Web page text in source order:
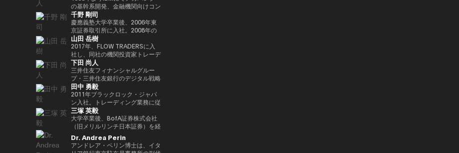
Outblazeを設立しました。2009
年にはOutblazeのメッセージン
グ事業をIBMに売却し、その後
Outblazeを、デジタルエンター
テインメント分野のサービスや製
品を開発するプロジェクトや企業
を育成するインキュベーターへと
転換しました。そのインキュベー
ト企業のひとつが、2014年に設
立されたAnimoca Brandsです。
2017年には、従来の教育システ
ムではあまり重視されてこなかっ
た発散的思考やデザイン思考など
のスキルを育む放課後型デジタル
ラボ、Dalton Learning Labを設
立しました。また、テクノロジー
における社会的意義のある課題を
研究するOutblazeのリサーチ部
門、ThinkBlazeの創設者でもあ
『２０３５ １０年後のニッポ
ン ホリエモンの未来予測大全』
など
JPMorganのブロックチェーン部
門であるKinexysに所属し、JPM
CoinやTokenized Depositsなど
のプロダクト推進を担当していま
した。
あり、各サイクルの高値でビット
コインを売却し、底値でより多く
を買い戻すという投資仮説を掲げ
ている。 ターピンは35年以上に
わたり連続起業家および投資家と
して活躍してきた、極めて経験豊
富なエグゼクティブであり、数多
くの成功したイグジットを実現し
てきた。その実績を背景に、プエ
ルトリコを拠点とするファミリー
オフィス Transform Capital を
設立している。 また、ビットコ
インの初期投資家かつ思想的リー
ダー（thought leader）として
も知られ、Ethereum や Tether
を含む主要ブロックチェーンプロ
ジェクトの初期マーケティングお
よびアドバイザリーに関与した人
物である。こうした功績から、
究科CARF招聘研究員。 訳書に
『ビットコインとブロックチェー
ン：暗号通貨を支える技術』
（NTT出版）、『マスタリン
グ・イーサリアム ―スマートコ
ントラクトとDAppの構築』（オ
ライリージャパン）など。共著に
『Web3の未解決問題』（日経
BP）、『Web3・暗号資産 13
人の未来予測』（朝日新聞出
版）。
を中心にスタートアップ出資と事
業開発の責任者を担う。MUIP参
画以前は独立系VCのGlobal
Brainにて、国内外スタートアッ
プ投資やCVCの運営に従事。そ
れ以前はソニーにて、技術投資や
JV設立等の新規事業プロジェク
トのファイナンス、またリテール
エナジー事業のカテゴリー責任者
として、海外事業を運営。
の基幹系開発、金融機関向けコン
サル業務に従事。 Microsoftを経
てMUFGのイノベーション事業に
参画しDXプロジェクトをリー
ド。 auフィナンシャルホールデ
ィングスにて執行役員チーフデジ
タルオフィサー兼IT統括部長、
Microsoftで業務執行役員 金融イ
ノベーション本部長を務めた後、
現職。 一般社団法人
FINOVATORS設立。2021年より
日本ブロックチェーン協会理事就
任。同志社大卒、東大EMP第17
期修了。
千野 剛司
慶應義塾大学卒業後、2006年東
京証券取引所に入社。2008年の
金融危機以降、債務不履行管理プ
ロセスの改良プロジェクトに参画
し、日本証券クリアリング機構に
てOTCデリバティブ（クレジッ
ト・デフォルト・スワップおよび
金利スワップ）の清算プロジェク
トを主導するとともに、日本取引
所グループの清算決済分野の経営
企画を担当。2016年より
PwCJapanのCEO Office（経営
企画）にて、リーダーシップチー
ムの戦略的な議論をサポート。
2018年7月、世界的な暗号資産取
引所であるKrakenを運営する
Payward, Inc.（米国）に入社
山田 岳樹
2017年、FLOW TRADERSに入
社し、同社の機関投資家トレーデ
ィング部門にて、シンガポールお
よび香港支社を拠点にアジアの機
関投資家とのブロック取引を担
当。ETFを中心に外国債券や暗号
資産を含む幅広いプロダクトにお
いて機関投資家に流動性を提供す
る。また日本国内の証券会社、運
用会社、取引所・交換所、電子取
引プラットフォームとのビジネス
開発を担当し、同社の日本関連の
ビジネス全般に携わる。 FLOW
TRADERSは東京証券取引所の
下田 尚人
三井住友フィナンシャルグルー
プ・三井住友銀行のデジタル戦略
部 部長。デジタルアセットに関
するSMBCグループの取り組みを
取りまとめ。 2025年6月まで日
本銀行決済機構局参事役。決済機
構局では、新しい技術を使った決
済高度化プロジェクトの企画・推
進（Project Agora等）、AIの金
融システムへの影響に関する国際
的検討等に従事。また、BIS決済
田中 勇毅
2011年ブラックロック・ジャパ
ン入社。トレーディング業務に従
事後、2024年3月よりブラックロ
ック・グローバル・マーケッツ部
長としてトレーディング、セキュ
リティーズ・レンディング、キャ
ッシュ・マネジメントを統括。ま
たデジタル戦略の分野においても
三塚 英毅
大学卒業後、BofA証券株式会社
（旧メリルリンチ日本証券）を経
て、BNPパリバ証券株式会社にて
複数の役職を経た後、グローバル
マーケッツ統括本部COOに就
Dr. Andrea Perin
アンドレア・ペリン博士は、イタ